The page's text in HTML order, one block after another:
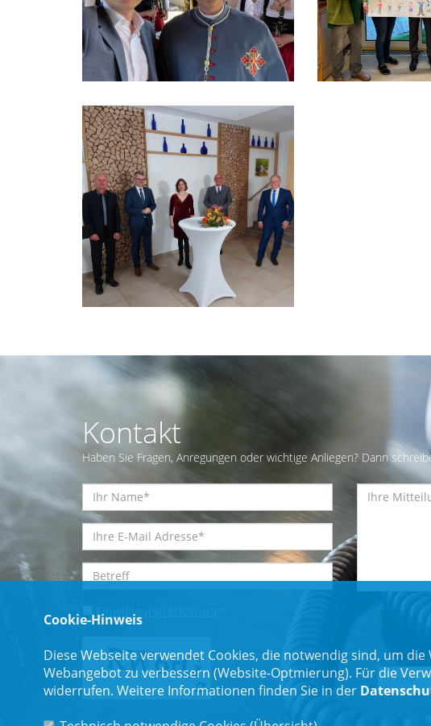
Kontakt
Haben Sie Fragen, Anregungen oder wichtige Anliegen? Dann
Einwilligungserklärung
Cookie-Hinweis
Diese Webseite verwendet Cookies, die notwendig sind, um
Webangebot zu verbessern (Website-Optmierung). Für die
widerrufen. Weitere Informationen finden Sie in der